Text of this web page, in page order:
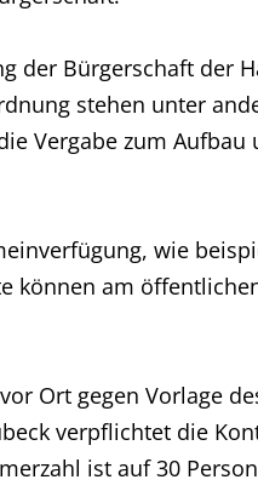
der Bürgerschaft der
stehen unter
Vergabe zum
wie
können am
Ort gegen Vorlage
verpflichtet die
ist auf 30